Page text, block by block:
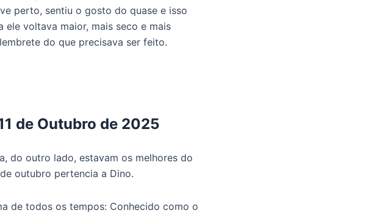
perto, sentiu o gosto do quase e isso
ele voltava maior, mais seco e mais
do que precisava ser feito.
de Outubro de 2025
do outro lado, estavam os melhores do
outubro pertencia a Dino.
de todos os tempos: Conhecido como o